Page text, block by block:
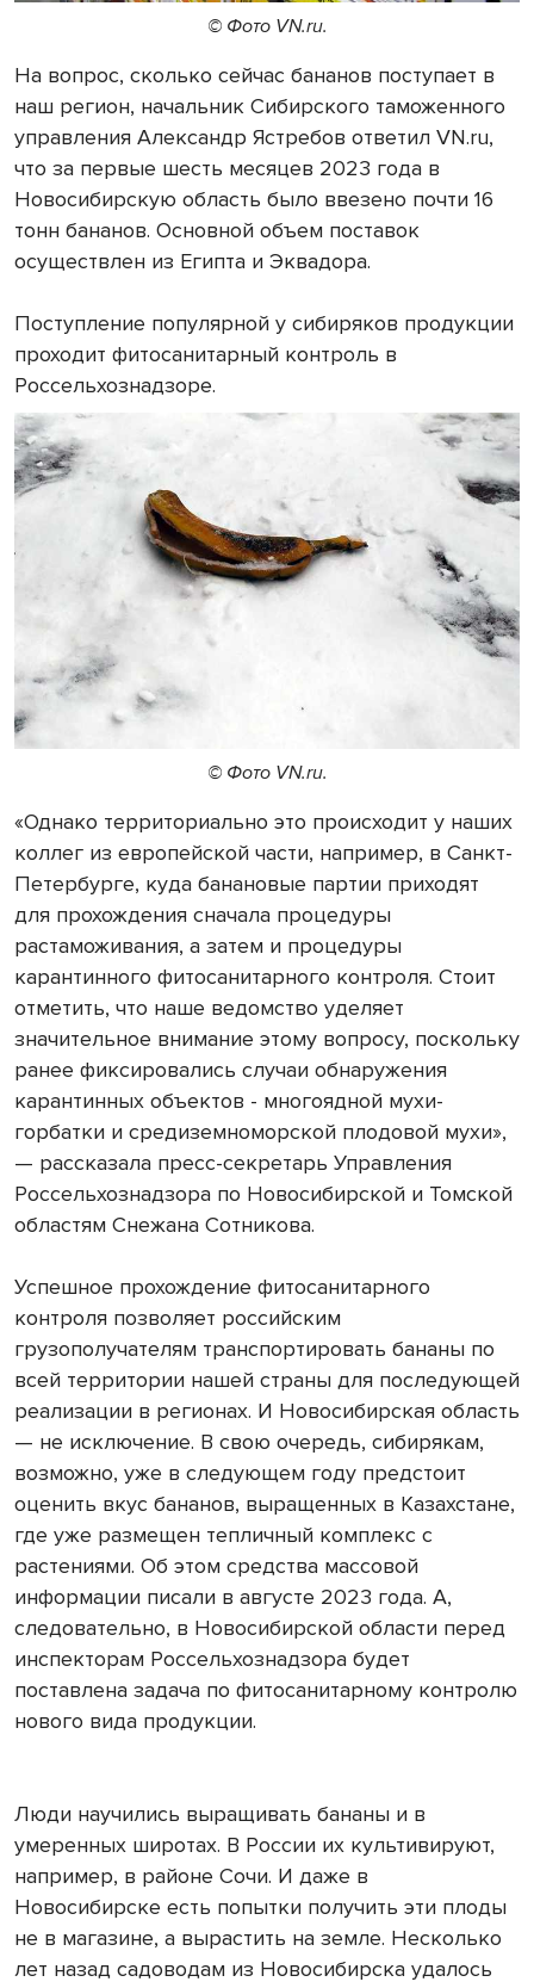
© Фото VN.ru.
На вопрос, сколько сейчас бананов поступает в
наш регион, начальник Сибирского таможенного
управления Александр Ястребов ответил VN.ru,
что за первые шесть месяцев 2023 года в
Новосибирскую область было ввезено почти 16
тонн бананов. Основной объем поставок
осуществлен из Египта и Эквадора.
Поступление популярной у сибиряков продукции
проходит фитосанитарный контроль в
Россельхознадзоре.
© Фото VN.ru.
«Однако территориально это происходит у наших
коллег из европейской части, например, в Санкт-
Петербурге, куда банановые партии приходят
для прохождения сначала процедуры
растаможивания, а затем и процедуры
карантинного фитосанитарного контроля. Стоит
отметить, что наше ведомство уделяет
значительное внимание этому вопросу, поскольку
ранее фиксировались случаи обнаружения
карантинных объектов - многоядной мухи-
горбатки и средиземноморской плодовой мухи»,
— рассказала пресс-секретарь Управления
Россельхознадзора по Новосибирской и Томской
областям Снежана Сотникова.
Успешное прохождение фитосанитарного
контроля позволяет российским
грузополучателям транспортировать бананы по
всей территории нашей страны для последующей
реализации в регионах. И Новосибирская область
— не исключение. В свою очередь, сибирякам,
возможно, уже в следующем году предстоит
оценить вкус бананов, выращенных в Казахстане,
где уже размещен тепличный комплекс с
растениями. Об этом средства массовой
информации писали в августе 2023 года. А,
следовательно, в Новосибирской области перед
инспекторам Россельхознадзора будет
поставлена задача по фитосанитарному контролю
нового вида продукции.
Люди научились выращивать бананы и в
умеренных широтах. В России их культивируют,
например, в районе Сочи. И даже в
Новосибирске есть попытки получить эти плоды
не в магазине, а вырастить на земле. Несколько
лет назад садоводам из Новосибирска удалось